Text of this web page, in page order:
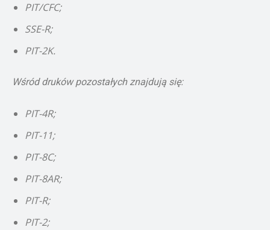
PIT/CFC;
SSE-R;
PIT-2K.
Wśród druków pozostałych znajdują się:
PIT-4R;
PIT-11;
PIT-8C;
PIT-8AR;
PIT-R;
PIT-2;